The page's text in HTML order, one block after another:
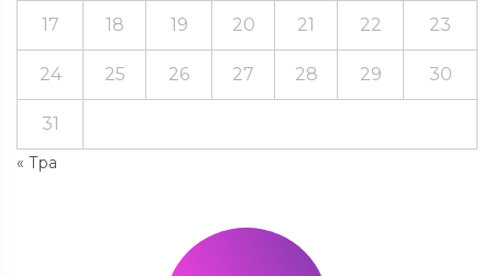
« Тра
17 18 19 20 21 22 23
24 25 26 27 28 29 30
31